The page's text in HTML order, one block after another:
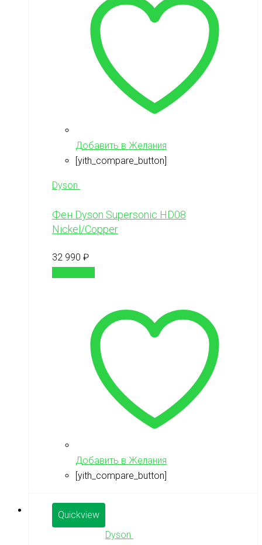
Добавить в Желания
[yith_compare_button]
Dyson
Фен Dyson Supersonic HD08
Nickel/Copper
32 990 ₽
Добавить в Желания
[yith_compare_button]
Quickview
Dyson